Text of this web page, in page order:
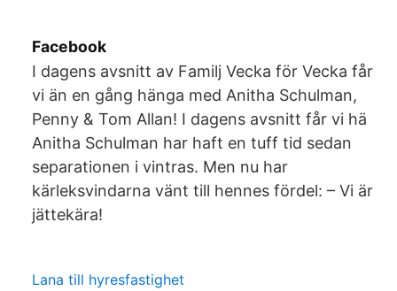
Facebook
I dagens avsnitt av Familj Vecka för Vecka får
vi än en gång hänga med Anitha Schulman,
Penny & Tom Allan! I dagens avsnitt får vi hä
Anitha Schulman har haft en tuff tid sedan
separationen i vintras. Men nu har
kärleksvindarna vänt till hennes fördel: – Vi är
jättekära!
Lana till hyresfastighet